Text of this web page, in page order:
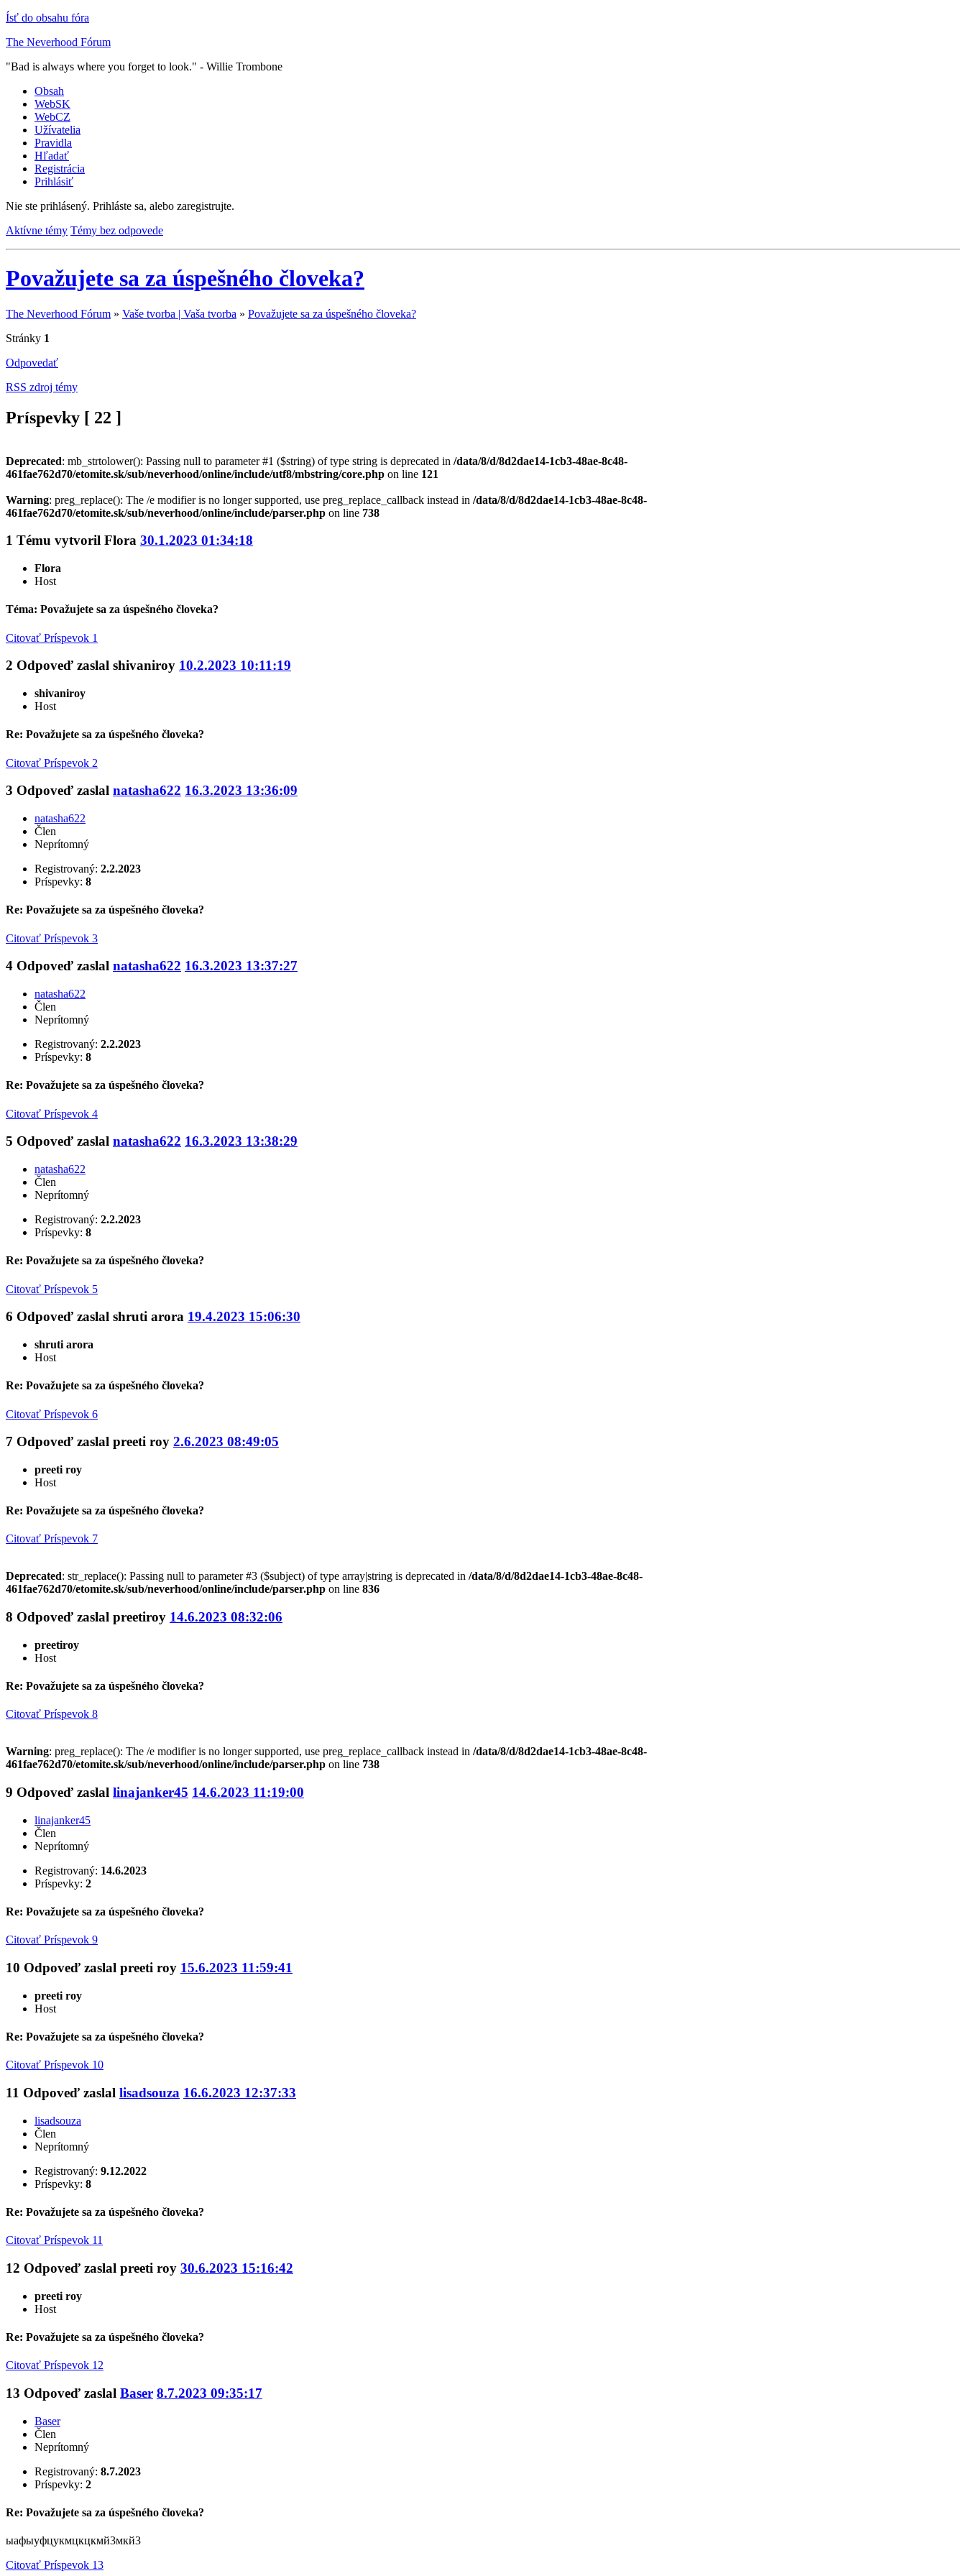
Ísť do obsahu fóra
The Neverhood Fórum
"Bad is always where you forget to look." - Willie Trombone
Obsah
WebSK
WebCZ
Užívatelia
Pravidla
Hľadať
Registrácia
Prihlásiť
Nie ste prihlásený. Prihláste sa, alebo zaregistrujte.
Aktívne témy Témy bez odpovede
Považujete sa za úspešného človeka?
The Neverhood Fórum » Vaše tvorba | Vaša tvorba » Považujete sa za úspešného človeka?
Stránky 1
Odpovedať
RSS zdroj témy
Príspevky [ 22 ]
Deprecated: mb_strtolower(): Passing null to parameter #1 ($string) of type string is deprecated in /data/8/d/8d2dae14-1cb3-48ae-8c48-
461fae762d70/etomite.sk/sub/neverhood/online/include/utf8/mbstring/core.php on line 121
Warning: preg_replace(): The /e modifier is no longer supported, use preg_replace_callback instead in /data/8/d/8d2dae14-1cb3-48ae-8c48-
461fae762d70/etomite.sk/sub/neverhood/online/include/parser.php on line 738
1 Tému vytvoril Flora 30.1.2023 01:34:18
Flora
Host
Téma: Považujete sa za úspešného človeka?
Citovať Príspevok 1
2 Odpoveď zaslal shivaniroy 10.2.2023 10:11:19
shivaniroy
Host
Re: Považujete sa za úspešného človeka?
Citovať Príspevok 2
3 Odpoveď zaslal natasha622 16.3.2023 13:36:09
natasha622
Člen
Neprítomný
Registrovaný: 2.2.2023
Príspevky: 8
Re: Považujete sa za úspešného človeka?
Citovať Príspevok 3
4 Odpoveď zaslal natasha622 16.3.2023 13:37:27
natasha622
Člen
Neprítomný
Registrovaný: 2.2.2023
Príspevky: 8
Re: Považujete sa za úspešného človeka?
Citovať Príspevok 4
5 Odpoveď zaslal natasha622 16.3.2023 13:38:29
natasha622
Člen
Neprítomný
Registrovaný: 2.2.2023
Príspevky: 8
Re: Považujete sa za úspešného človeka?
Citovať Príspevok 5
6 Odpoveď zaslal shruti arora 19.4.2023 15:06:30
shruti arora
Host
Re: Považujete sa za úspešného človeka?
Citovať Príspevok 6
7 Odpoveď zaslal preeti roy 2.6.2023 08:49:05
preeti roy
Host
Re: Považujete sa za úspešného človeka?
Citovať Príspevok 7
Deprecated: str_replace(): Passing null to parameter #3 ($subject) of type array|string is deprecated in /data/8/d/8d2dae14-1cb3-48ae-8c48-
461fae762d70/etomite.sk/sub/neverhood/online/include/parser.php on line 836
8 Odpoveď zaslal preetiroy 14.6.2023 08:32:06
preetiroy
Host
Re: Považujete sa za úspešného človeka?
Citovať Príspevok 8
Warning: preg_replace(): The /e modifier is no longer supported, use preg_replace_callback instead in /data/8/d/8d2dae14-1cb3-48ae-8c48-
461fae762d70/etomite.sk/sub/neverhood/online/include/parser.php on line 738
9 Odpoveď zaslal linajanker45 14.6.2023 11:19:00
linajanker45
Člen
Neprítomný
Registrovaný: 14.6.2023
Príspevky: 2
Re: Považujete sa za úspešného človeka?
Citovať Príspevok 9
10 Odpoveď zaslal preeti roy 15.6.2023 11:59:41
preeti roy
Host
Re: Považujete sa za úspešného človeka?
Citovať Príspevok 10
11 Odpoveď zaslal lisadsouza 16.6.2023 12:37:33
lisadsouza
Člen
Neprítomný
Registrovaný: 9.12.2022
Príspevky: 8
Re: Považujete sa za úspešného človeka?
Citovať Príspevok 11
12 Odpoveď zaslal preeti roy 30.6.2023 15:16:42
preeti roy
Host
Re: Považujete sa za úspešného človeka?
Citovať Príspevok 12
13 Odpoveď zaslal Baser 8.7.2023 09:35:17
Baser
Člen
Neprítomný
Registrovaný: 8.7.2023
Príspevky: 2
Re: Považujete sa za úspešného človeka?
ыафыуфцукмцкцкмй3мкй3
Citovať Príspevok 13